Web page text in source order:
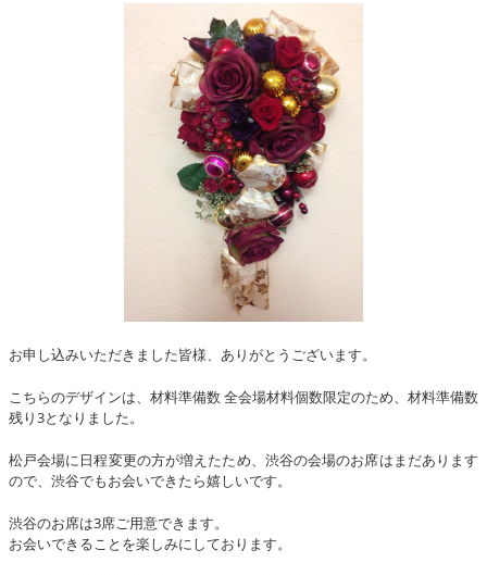
お申し込みいただきました皆様、ありがとうございます。
こちらのデザインは、材料準備数 全会場材料個数限定のため、材料準備数
残り3となりました。
松戸会場に日程変更の方が増えたため、渋谷の会場のお席はまだあります
ので、渋谷でもお会いできたら嬉しいです。
渋谷のお席は3席ご用意できます。
お会いできることを楽しみにしております。